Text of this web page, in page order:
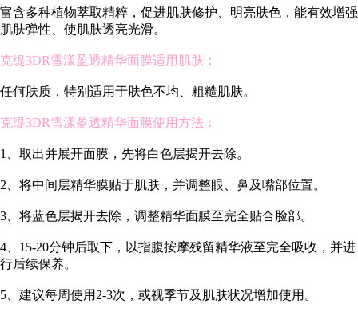
富含多种植物萃取精粹，促进肌肤修护、明亮肤色，能有效增强
肌肤弹性、使肌肤透亮光滑。
克缇3DR雪漾盈透精华面膜适用肌肤：
任何肤质，特别适用于肤色不均、粗糙肌肤。
克缇3DR雪漾盈透精华面膜使用方法：
1、取出并展开面膜，先将白色层揭开去除。
2、将中间层精华膜贴于肌肤，并调整眼、鼻及嘴部位置。
3、将蓝色层揭开去除，调整精华面膜至完全贴合脸部。
4、15-20分钟后取下，以指腹按摩残留精华液至完全吸收，并进
行后续保养。
5、建议每周使用2-3次，或视季节及肌肤状况增加使用。